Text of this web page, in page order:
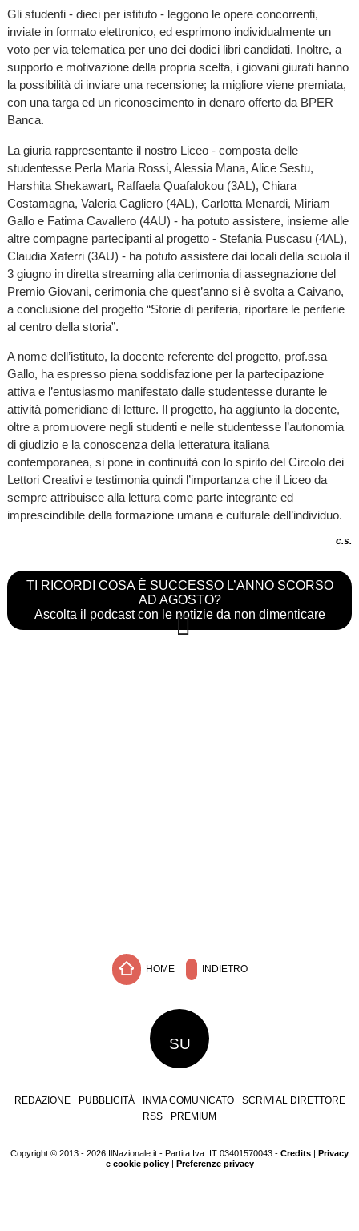
Gli studenti - dieci per istituto - leggono le opere concorrenti,
inviate in formato elettronico, ed esprimono individualmente un
voto per via telematica per uno dei dodici libri candidati. Inoltre, a
supporto e motivazione della propria scelta, i giovani giurati hanno
la possibilità di inviare una recensione; la migliore viene premiata,
con una targa ed un riconoscimento in denaro offerto da BPER
Banca.
La giuria rappresentante il nostro Liceo - composta delle
studentesse Perla Maria Rossi, Alessia Mana, Alice Sestu,
Harshita Shekawart, Raffaela Quafalokou (3AL), Chiara
Costamagna, Valeria Cagliero (4AL), Carlotta Menardi, Miriam
Gallo e Fatima Cavallero (4AU) - ha potuto assistere, insieme alle
altre compagne partecipanti al progetto - Stefania Puscasu (4AL),
Claudia Xaferri (3AU) - ha potuto assistere dai locali della scuola il
3 giugno in diretta streaming alla cerimonia di assegnazione del
Premio Giovani, cerimonia che quest’anno si è svolta a Caivano,
a conclusione del progetto “Storie di periferia, riportare le periferie
al centro della storia”.
A nome dell’istituto, la docente referente del progetto, prof.ssa
Gallo, ha espresso piena soddisfazione per la partecipazione
attiva e l’entusiasmo manifestato dalle studentesse durante le
attività pomeridiane di letture. Il progetto, ha aggiunto la docente,
oltre a promuovere negli studenti e nelle studentesse l’autonomia
di giudizio e la conoscenza della letteratura italiana
contemporanea, si pone in continuità con lo spirito del Circolo dei
Lettori Creativi e testimonia quindi l’importanza che il Liceo da
sempre attribuisce alla lettura come parte integrante ed
imprescindibile della formazione umana e culturale dell’individuo.
c.s.
TI RICORDI COSA È SUCCESSO L’ANNO SCORSO
AD AGOSTO?
Ascolta il podcast con le notizie da non dimenticare
HOME INDIETRO
SU
REDAZIONE PUBBLICITÀ INVIA COMUNICATO
SCRIVI AL DIRETTORE
RSS
PREMIUM
Copyright © 2013 - 2026 IlNazionale.it - Partita Iva: IT 03401570043 - Credits | Privacy
e cookie policy| Preferenze privacy